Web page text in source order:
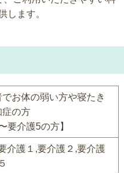
します。
お体の弱い方や寝たき
症の方
要介護5の方】
介護１,要介護２,要介護